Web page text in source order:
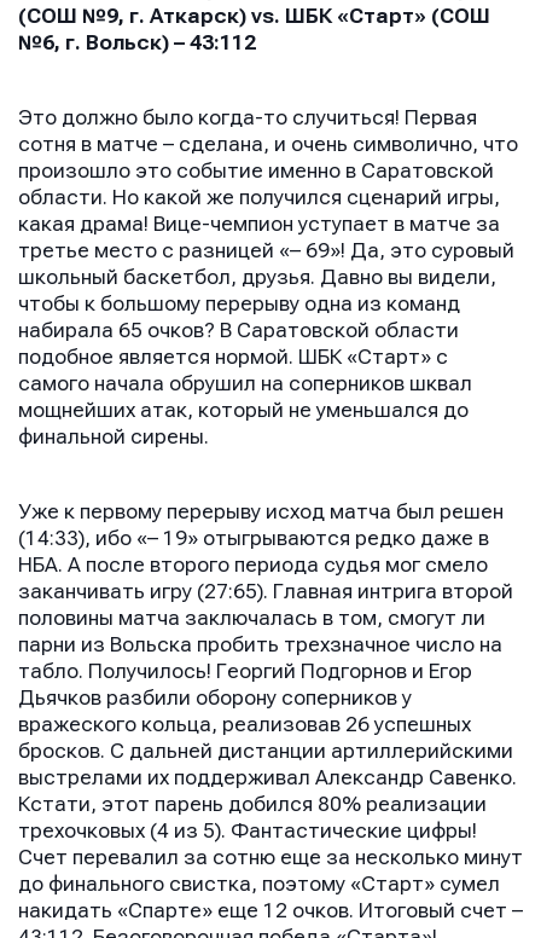
(СОШ №9, г. Аткарск) vs. ШБК «Старт» (СОШ
№6, г. Вольск) – 43:112
Это должно было когда-то случиться! Первая
сотня в матче – сделана, и очень символично, что
произошло это событие именно в Саратовской
области. Но какой же получился сценарий игры,
какая драма! Вице-чемпион уступает в матче за
третье место с разницей «– 69»! Да, это суровый
школьный баскетбол, друзья. Давно вы видели,
чтобы к большому перерыву одна из команд
набирала 65 очков? В Саратовской области
подобное является нормой. ШБК «Старт» с
самого начала обрушил на соперников шквал
мощнейших атак, который не уменьшался до
финальной сирены.
Уже к первому перерыву исход матча был решен
(14:33), ибо «– 19» отыгрываются редко даже в
НБА. А после второго периода судья мог смело
заканчивать игру (27:65). Главная интрига второй
половины матча заключалась в том, смогут ли
парни из Вольска пробить трехзначное число на
табло. Получилось! Георгий Подгорнов и Егор
Дьячков разбили оборону соперников у
вражеского кольца, реализовав 26 успешных
бросков. С дальней дистанции артиллерийскими
выстрелами их поддерживал Александр Савенко.
Кстати, этот парень добился 80% реализации
трехочковых (4 из 5). Фантастические цифры!
Счет перевалил за сотню еще за несколько минут
до финального свистка, поэтому «Старт» сумел
накидать «Спарте» еще 12 очков. Итоговый счет –